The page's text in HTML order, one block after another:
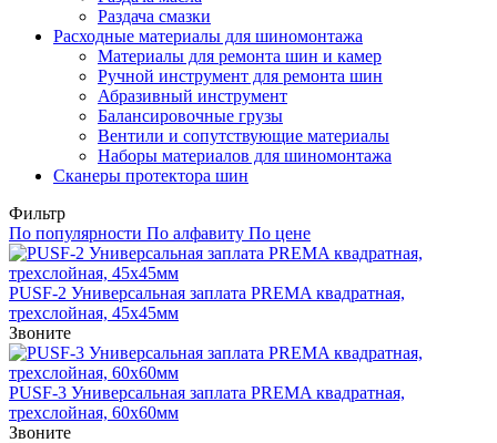
Раздача смазки
Расходные материалы для шиномонтажа
Материалы для ремонта шин и камер
Ручной инструмент для ремонта шин
Абразивный инструмент
Балансировочные грузы
Вентили и сопутствующие материалы
Наборы материалов для шиномонтажа
Сканеры протектора шин
Фильтр
По популярности По алфавиту По цене
PUSF-2 Универсальная заплата PREMA квадратная,
трехслойная, 45x45мм
Звоните
PUSF-3 Универсальная заплата PREMA квадратная,
трехслойная, 60x60мм
Звоните